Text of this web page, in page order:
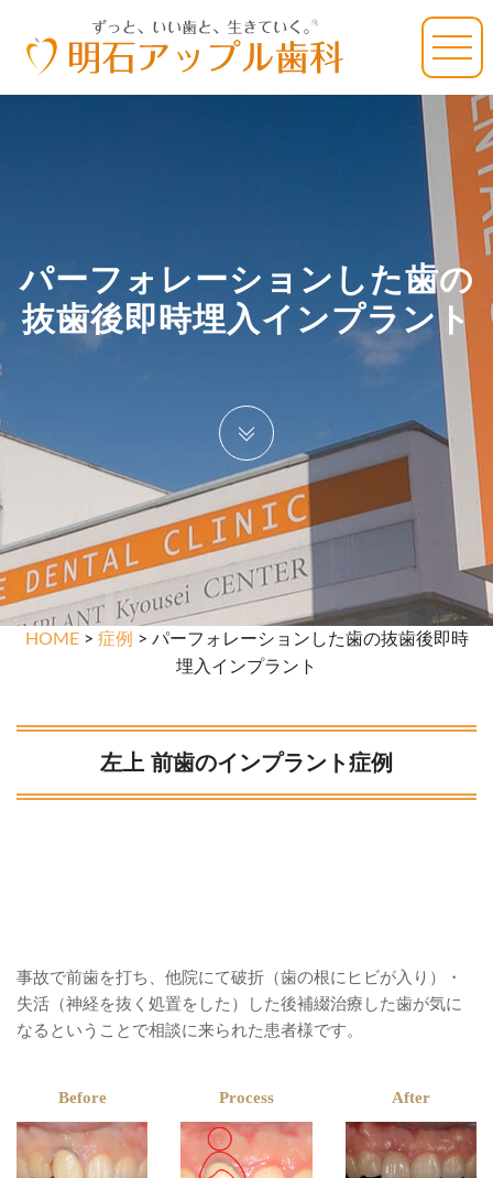
パーフォレーションした歯の
抜歯後即時埋入インプラント
HOME> 症例 > パーフォレーションした歯の抜歯後即時
埋入インプラント
左上 前歯のインプラント症例
事故で前歯を打ち、他院にて破折（歯の根にヒビが入り）・
失活（神経を抜く処置をした）した後補綴治療した歯が気に
なるということで相談に来られた患者様です。
Before Process After